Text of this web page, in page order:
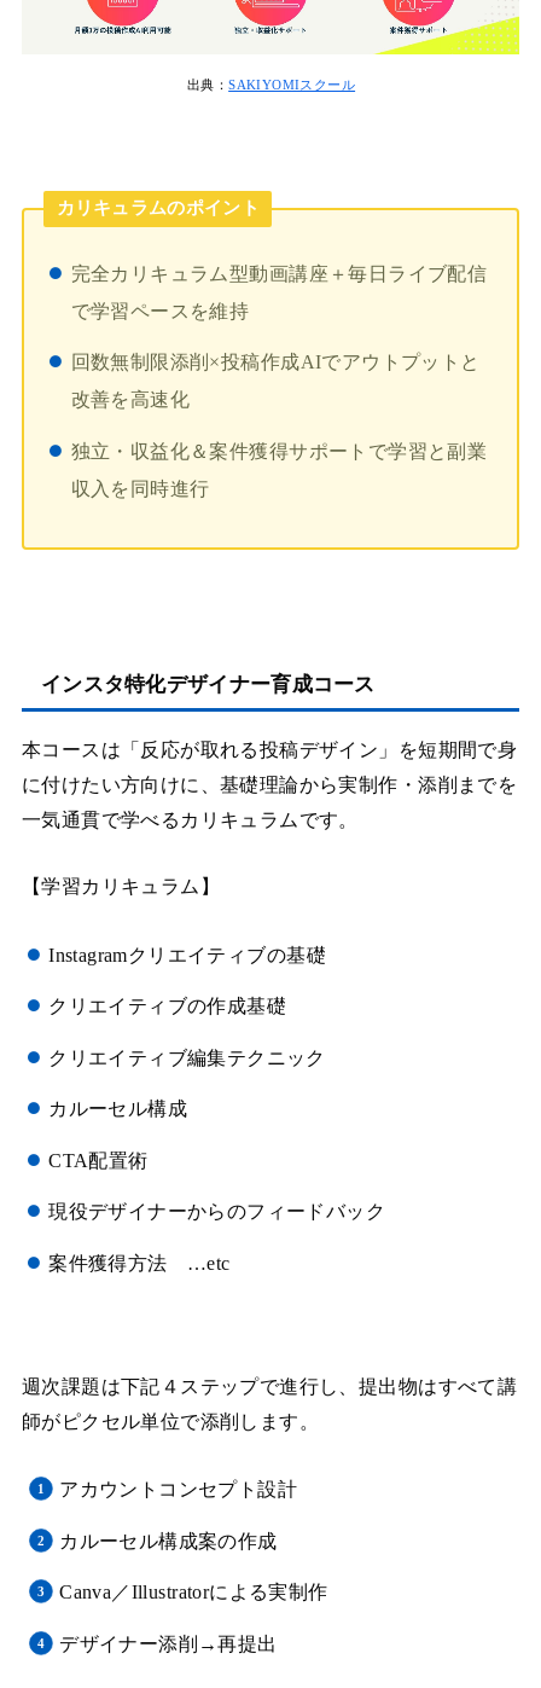
出典：SAKIYOMIスクール
カリキュラムのポイント
完全カリキュラム型動画講座＋毎日ライブ配信
で学習ペースを維持
回数無制限添削×投稿作成AIでアウトプットと
改善を高速化
独立・収益化＆案件獲得サポートで学習と副業
収入を同時進行
インスタ特化デザイナー育成コース
本コースは「反応が取れる投稿デザイン」を短期間で身
に付けたい方向けに、基礎理論から実制作・添削までを
一気通貫で学べるカリキュラムです。
【学習カリキュラム】
Instagramクリエイティブの基礎
クリエイティブの作成基礎
クリエイティブ編集テクニック
カルーセル構成
CTA配置術
現役デザイナーからのフィードバック
案件獲得方法 …etc
週次課題は下記４ステップで進行し、提出物はすべて講
師がピクセル単位で添削します。
アカウントコンセプト設計
カルーセル構成案の作成
Canva／Illustratorによる実制作
デザイナー添削→再提出